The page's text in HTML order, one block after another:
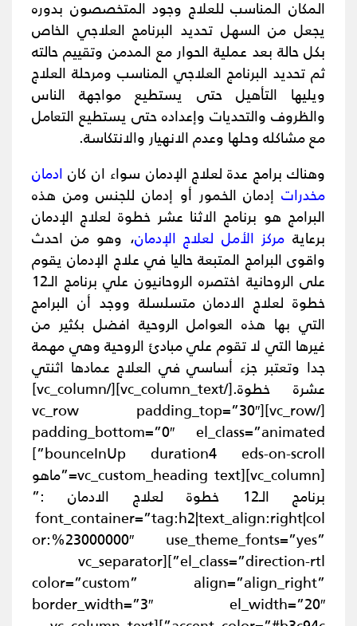
المكان المناسب للعلاج وجود المتخصصون بدوره
يجعل من السهل تحديد البرنامج العلاجي الخاص
بكل حالة بعد عملية الحوار مع المدمن وتقييم حالته
ثم تحديد البرنامج العلاجي المناسب ومرحلة العلاج
ويليها التأهيل حتى يستطيع مواجهة الناس
والظروف والتحديات وإعداده حتى يستطيع التعامل
مع مشاكله وحلها وعدم الانهيار والانتكاسة.
وهناك برامج عدة لعلاج الإدمان سواء ان كان ادمان
مخدرات إدمان الخمور أو إدمان للجنس ومن هذه
البرامج هو برنامج الاثنا عشر خطوة لعلاج الإدمان
برعاية مركز الأمل لعلاج الإدمان، وهو من احدث
واقوى البرامج المتبعة حاليا في علاج الإدمان يقوم
على الروحانية اختصره الروحانيون علي برنامج الـ12
خطوة لعلاج الادمان متسلسلة ووجد أن البرامج
التي بها هذه العوامل الروحية افضل بكثير من
غيرها التي لا تقوم علي مبادئ الروحية وهي مهمة
جدا وتعتبر جزء أساسي في العلاج عمادها اثنتي
عشرة خطوة. [/vc_column_text][/vc_column]
[/vc_row][vc_row padding_top=”30″
padding_bottom=”0″ el_class=”animated
bounceInUp duration4 eds-on-scroll”]
[vc_column][vc_custom_heading text=”ماهو
برنامج الـ12 خطوة لعلاج الادمان :”
font_container=”tag:h2|text_align:right|col
or:%23000000″ use_theme_fonts=”yes”
el_class=”direction-rtl”][vc_separator
color=”custom” align=”align_right”
border_width=”3″ el_width=”20″